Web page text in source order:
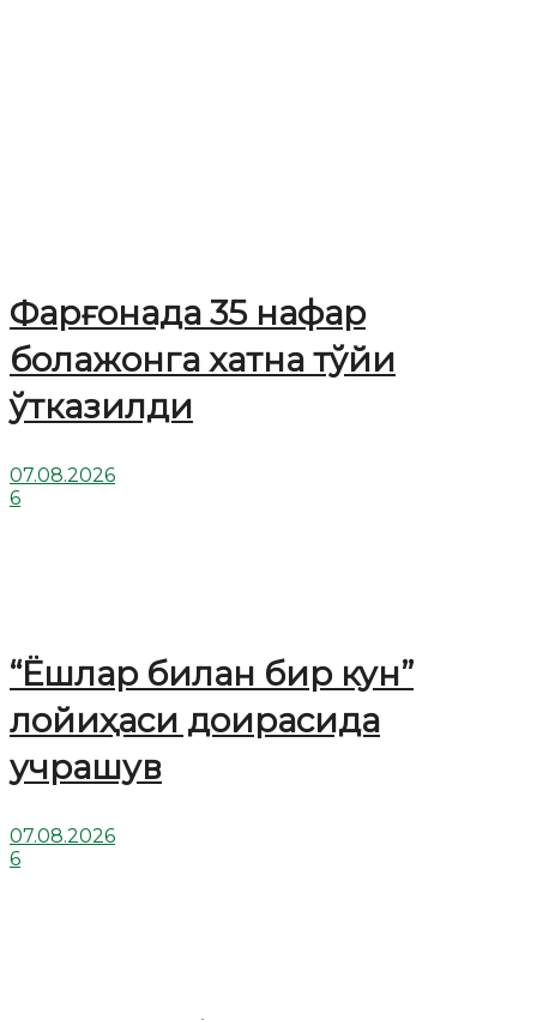
Фарғонада 35 нафар
болажонга хатна тўйи
ўтказилди
07.08.2026
6
“Ёшлар билан бир кун”
лойиҳаси доирасида
учрашув
07.08.2026
6